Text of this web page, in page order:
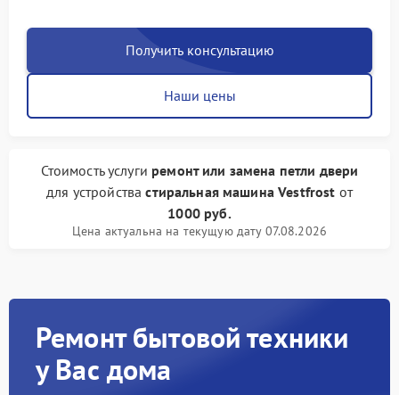
Получить консультацию
Наши цены
Стоимость услуги ремонт или замена петли двери
для устройствастиральная машина Vestfrost от
1000 руб.
Цена актуальна на текущую дату 07.08.2026
Ремонт бытовой техники
у Вас дома